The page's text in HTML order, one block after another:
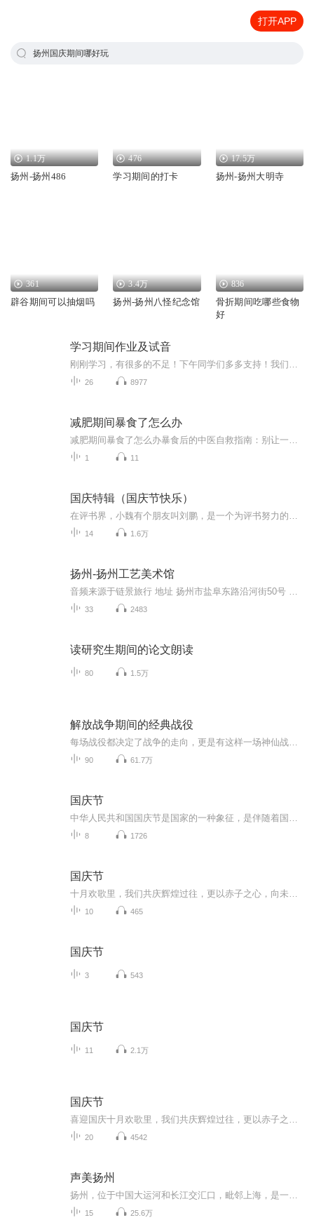
打开APP
扬州国庆期间哪好玩
1.1万
扬州-扬州486
476
学习期间的打卡
17.5万
扬州-扬州大明寺
361
辟谷期间可以抽烟吗
3.4万
扬州-扬州八怪纪念馆
836
骨折期间吃哪些食物
好
学习期间作业及试音
26 8977
减肥期间暴食了怎么办
1 11
国庆特辑（国庆节快乐）
14 1.6万
扬州-扬州工艺美术馆
33 2483
读研究生期间的论文朗读
80 1.5万
解放战争期间的经典战役
90 61.7万
国庆节
8 1726
国庆节
10 465
国庆节
3 543
国庆节
11 2.1万
国庆节
20 4542
声美扬州
15 25.6万